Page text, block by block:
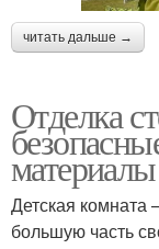
читать дальше →
Отделка
материалы
Детская комната
большую часть